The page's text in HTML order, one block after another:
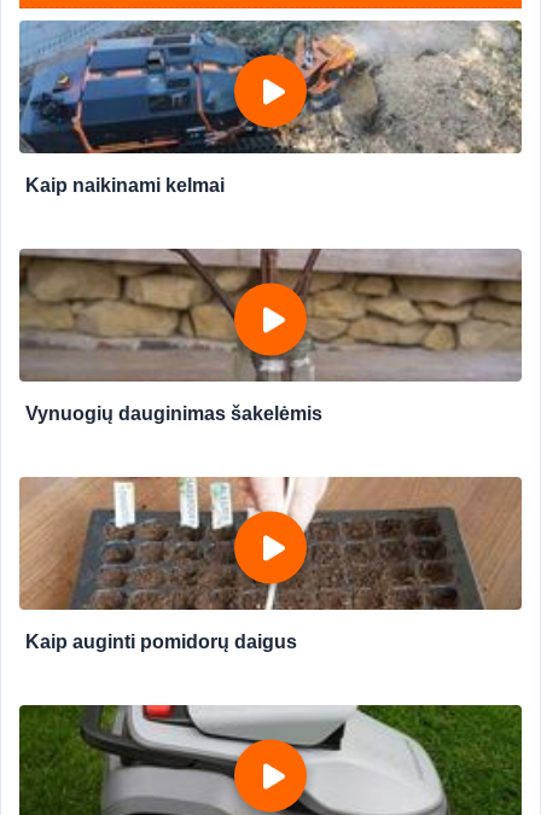
Kaip naikinami kelmai
Vynuogių dauginimas šakelėmis
Kaip auginti pomidorų daigus